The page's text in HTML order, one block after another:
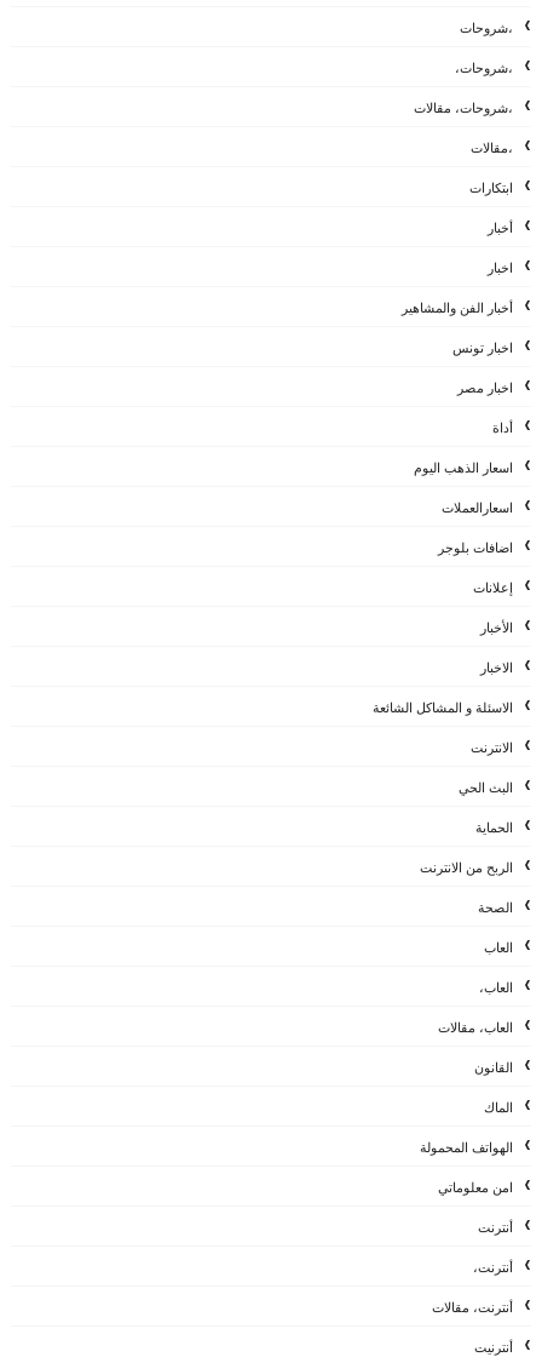
،شروحات
،شروحات،
،شروحات، مقالات
،مقالات
ابتكارات
أخبار
اخبار
أخبار الفن والمشاهير
اخبار تونس
اخبار مصر
أداة
اسعار الذهب اليوم
اسعارالعملات
اضافات بلوجر
إعلانات
الأخبار
الاخبار
الاسئلة و المشاكل الشائعة
الانترنت
البث الحي
الحماية
الربح من الانترنت
الصحة
العاب
العاب،
العاب، مقالات
القانون
الماك
الهواتف المحمولة
امن معلوماتي
أنترنت
أنترنت،
أنترنت، مقالات
أنترنيت